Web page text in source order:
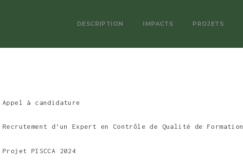
DESCRIPTION IMPACTS PROJETS
Appel à candidature
Recrutement d’un Expert en Contrôle de Qualité de Formation
Projet PISCCA 2024